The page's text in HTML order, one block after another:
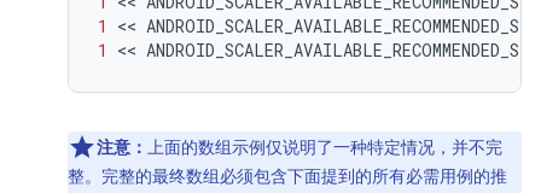
1
<<
1
<<
注意： 上面的数组示例仅说明了一种特定情况，并不完
整。完整的最终数组必须包含下面提到的所有必需用例的推